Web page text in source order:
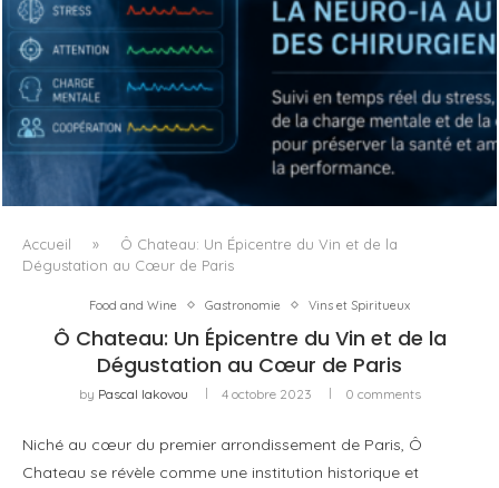
QUAND LA MACHINE APPREND À LIRE LA FATIGUE DU
CHIRURGIEN
Accueil »
Ô Chateau: Un Épicentre du Vin et de la
Dégustation au Cœur de Paris
Food and Wine Gastronomie Vins et Spiritueux
Ô Chateau: Un Épicentre du Vin et de la
Dégustation au Cœur de Paris
by Pascal Iakovou 4 octobre 2023 0 comments
Niché au cœur du premier arrondissement de Paris, Ô
Chateau se révèle comme une institution historique et